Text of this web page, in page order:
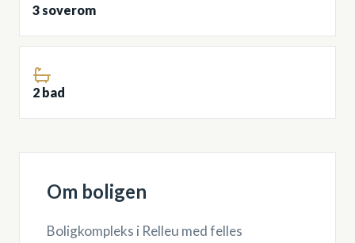
3 soverom
2 bad
Om boligen
Boligkompleks i Relleu med felles